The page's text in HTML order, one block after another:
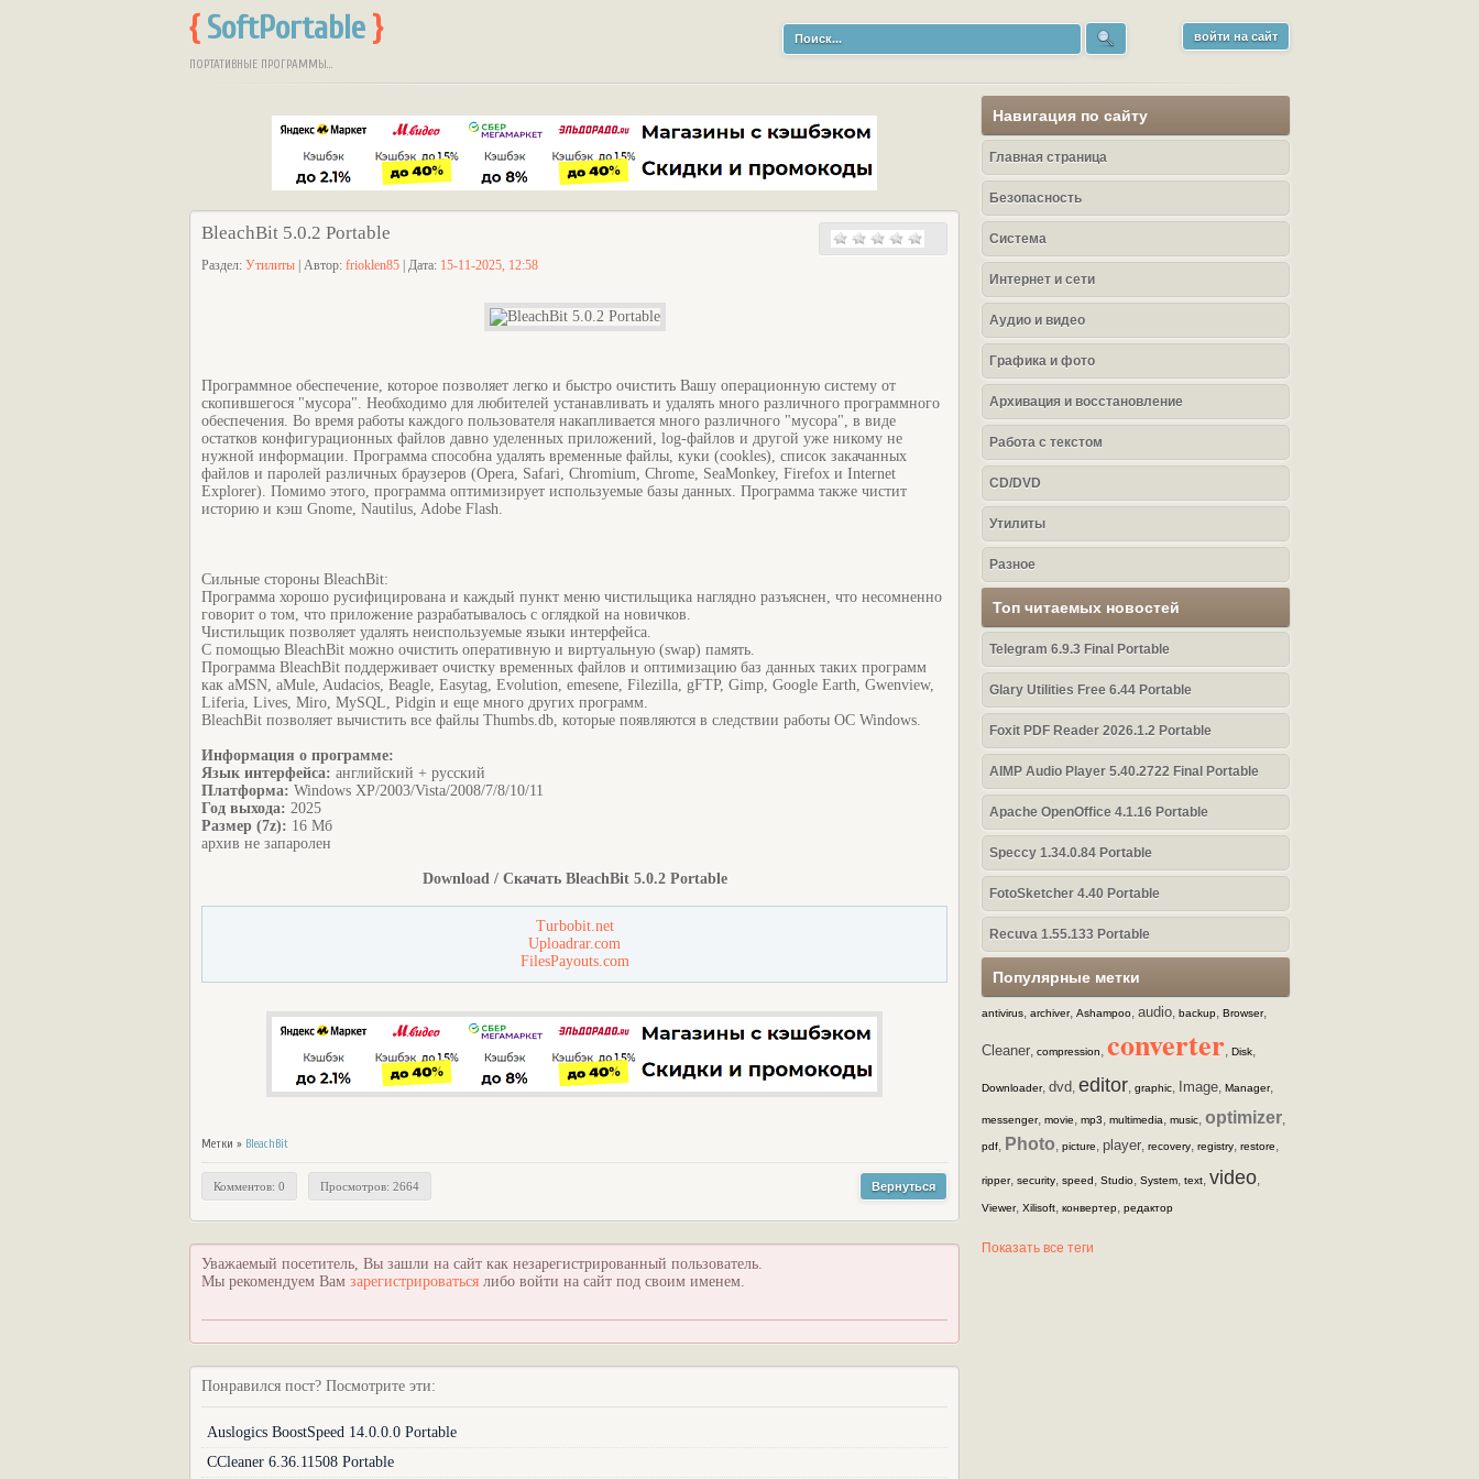
{ SoftPortable }
ПОРТАТИВНЫЕ ПРОГРАММЫ...
войти на сайт
BleachBit 5.0.2 Portable
Раздел: Утилиты | Автор: frioklen85 | Дата: 15-11-2025, 12:58
Программное обеспечение, которое позволяет легко и быстро очистить Вашу операционную систему от
скопившегося "мусора". Необходимо для любителей устанавливать и удалять много различного программного
обеспечения. Во время работы каждого пользователя накапливается много различного "мусора", в виде
остатков конфигурационных файлов давно уделенных приложений, log-файлов и другой уже никому не
нужной информации. Программа способна удалять временные файлы, куки (cookles), список закачанных
файлов и паролей различных браузеров (Opera, Safari, Chromium, Chrome, SeaMonkey, Firefox и Internet
Explorer). Помимо этого, программа оптимизирует используемые базы данных. Программа также чистит
историю и кэш Gnome, Nautilus, Adobe Flash.
Сильные стороны BleachBit:
Программа хорошо русифицирована и каждый пункт меню чистильщика наглядно разъяснен, что несомненно
говорит о том, что приложение разрабатывалось с оглядкой на новичков.
Чистильщик позволяет удалять неиспользуемые языки интерфейса.
С помощью BleachBit можно очистить оперативную и виртуальную (swap) память.
Программа BleachBit поддерживает очистку временных файлов и оптимизацию баз данных таких программ
как aMSN, aMule, Audacios, Beagle, Easytag, Evolution, emesene, Filezilla, gFTP, Gimp, Google Earth, Gwenview,
Liferia, Lives, Miro, MySQL, Pidgin и еще много других программ.
BleachBit позволяет вычистить все файлы Thumbs.db, которые появляются в следствии работы ОС Windows.
Информация о программе:
Язык интерфейса: английский + русский
Платформа: Windows XP/2003/Vista/2008/7/8/10/11
Год выхода: 2025
Размер (7z): 16 Мб
архив не запаролен
Download / Скачать BleachBit 5.0.2 Portable
Turbobit.net
Uploadrar.com
FilesPayouts.com
Метки » BleachBit
Комментов: 0 Просмотров: 2664 Вернуться
Уважаемый посетитель, Вы зашли на сайт как незарегистрированный пользователь.
Мы рекомендуем Вам зарегистрироваться либо войти на сайт под своим именем.
Понравился пост? Посмотрите эти:
Auslogics BoostSpeed 14.0.0.0 Portable
CCleaner 6.36.11508 Portable
Навигация по сайту
Главная страница
Безопасность
Система
Интернет и сети
Аудио и видео
Графика и фото
Архивация и восстановление
Работа с текстом
CD/DVD
Утилиты
Разное
Топ читаемых новостей
Telegram 6.9.3 Final Portable
Glary Utilities Free 6.44 Portable
Foxit PDF Reader 2026.1.2 Portable
AIMP Audio Player 5.40.2722 Final Portable
Apache OpenOffice 4.1.16 Portable
Speccy 1.34.0.84 Portable
FotoSketcher 4.40 Portable
Recuva 1.55.133 Portable
Популярные метки
antivirus, archiver, Ashampoo, audio, backup, Browser,
Cleaner, compression, converter, Disk,
Downloader, dvd, editor, graphic, Image, Manager,
messenger, movie, mp3, multimedia, music, optimizer,
pdf, Photo, picture, player, recovery, registry, restore,
ripper, security, speed, Studio, System, text, video,
Viewer, Xilisoft, конвертер, редактор
Показать все теги